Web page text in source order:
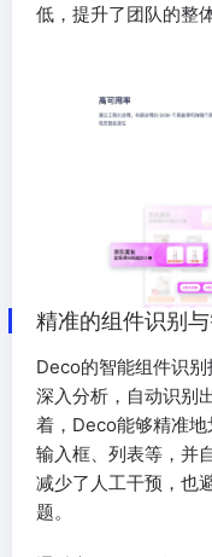
低，提升了团队的整
精准的组件识别
Deco的智能组件识
深入分析，自动识别
着，Deco能够精准地
输入框、列表等，并
减少了人工干预，也
题。